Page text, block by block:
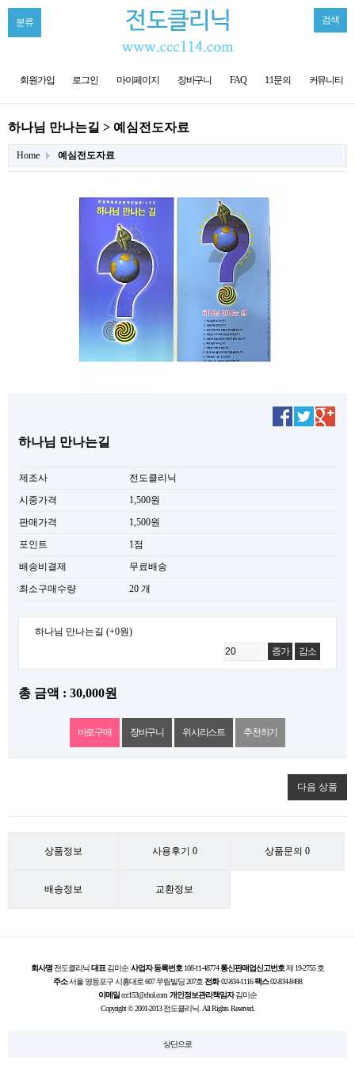
분류 검색
회원가입 로그인 마이페이지 장바구니 FAQ 1:1문의 커뮤니티
하나님 만나는길 > 예심전도자료
Home 예심전도자료
하나님 만나는길
제조사
전도클리닉
시중가격
1,500원
판매가격
1,500원
포인트
1점
배송비결제
무료배송
최소구매수량
20 개
하나님 만나는길 (+0원)
증가
감소
총 금액 : 30,000원
위시리스트 추천하기
다음 상품
상품정보 사용후기 0 상품문의 0
배송정보 교환정보
회사명전도클리닉 대표 김미순 사업자 등록번호108-11-48774 통신판매업신고번호제 19-2755 호
주소서울 영등포구 시흥대로 607 무림빌딩 207호 전화02-834-1116 팩스02-834-8498
이메일ccc153@chol.com 개인정보관리책임자김미순
Copyright © 2001-2013 전도클리닉. All Rights Reserved.
상단으로